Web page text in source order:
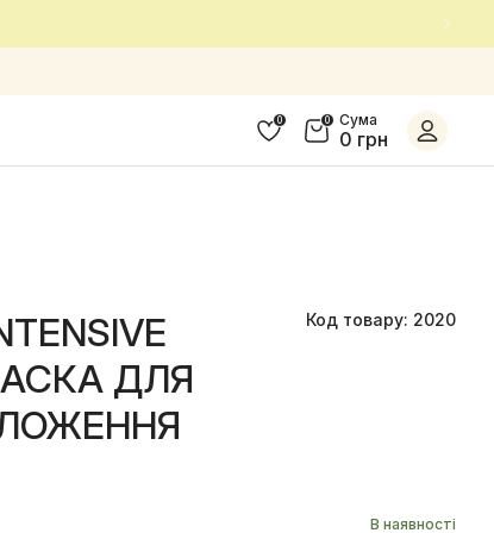
0 0 Сума
0 грн
ДЛЯ
Код товару: 2020
В наявності